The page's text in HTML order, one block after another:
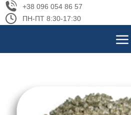
+38 096 054 86 57
ПН-ПТ 8:30-17:30